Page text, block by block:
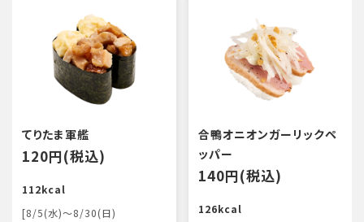
てりたま軍艦
120円(税込)
112kcal
[8/5(水)～8/30(日)
合鴨オニオンガーリックペ
ッパー
140円(税込)
126kcal